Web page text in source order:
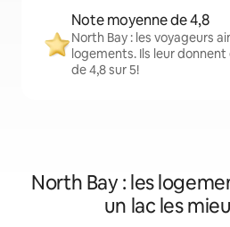
Note moyenne de 4,8
North Bay : les voyageurs
logements. Ils leur
de 4,8 sur 5!
North Bay : les
un lac les